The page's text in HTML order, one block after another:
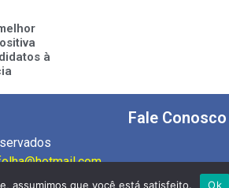
à
Fale Conosco
assumimos que você está satisfeito. Ok